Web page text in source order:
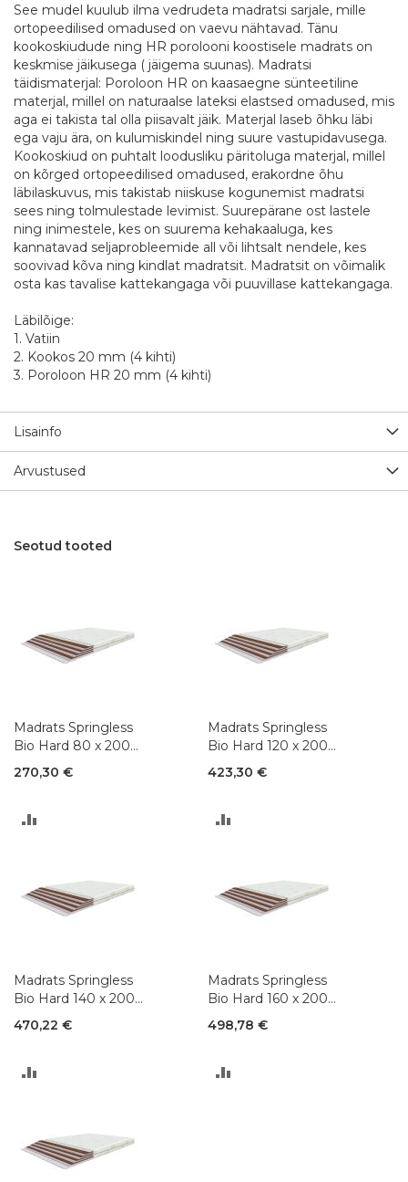
See mudel kuulub ilma vedrudeta madratsi sarjale, mille
ortopeedilised omadused on vaevu nähtavad. Tänu
kookoskiudude ning HR porolooni koostisele madrats on
keskmise jäikusega ( jäigema suunas). Madratsi
täidismaterjal: Poroloon HR on kaasaegne sünteetiline
materjal, millel on naturaalse lateksi elastsed omadused, mis
aga ei takista tal olla piisavalt jäik. Materjal laseb õhku läbi
ega vaju ära, on kulumiskindel ning suure vastupidavusega.
Kookoskiud on puhtalt loodusliku päritoluga materjal, millel
on kõrged ortopeedilised omadused, erakordne õhu
läbilaskuvus, mis takistab niiskuse kogunemist madratsi
sees ning tolmulestade levimist. Suurepärane ost lastele
ning inimestele, kes on suurema kehakaaluga, kes
kannatavad seljaprobleemide all või lihtsalt nendele, kes
soovivad kõva ning kindlat madratsit. Madratsit on võimalik
osta kas tavalise kattekangaga või puuvillase kattekangaga.
Läbilõige:
1. Vatiin
2. Kookos 20 mm (4 kihti)
3. Poroloon HR 20 mm (4 kihti)
Lisainfo
Arvustused
Seotud tooted
Madrats Springless
Bio Hard 80 x 200
cm
270,30 €
Madrats Springless
Bio Hard 120 x 200
cm
423,30 €
Madrats Springless
Bio Hard 140 x 200
cm
470,22 €
Madrats Springless
Bio Hard 160 x 200
cm
498,78 €